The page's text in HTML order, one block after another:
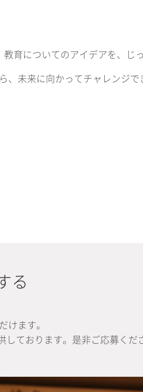
育についてのアイデアを、じ
、未来に向かってチャレンジ
る
けます。
ております。是非ご応募くだ